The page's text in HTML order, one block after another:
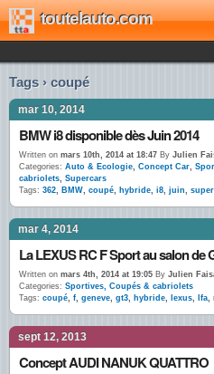
toutelauto.com
Tags › coupé
mar 10, 2014
BMW i8 disponible dès Juin 2014
Written on mars 10th, 2014 at 18:47 By Julien
Categories: Auto & Ecologie, Concept Car,
cabriolets, Supercars
Tags: 362, BMW, coupé, hybride, i8, juin,
mar 4, 2014
La LEXUS RC F Sport au salon de
Written on mars 4th, 2014 at 19:05 By Julien
Categories: Sportives, Coupés & cabriolets
Tags: coupé, f, geneve, gt3, hybride, lexus, lfa,
sept 12, 2013
Concept AUDI NANUK QUATTRO